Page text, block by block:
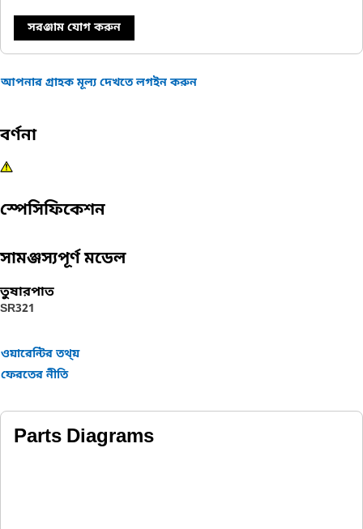
সরঞ্জাম যোগ করুন
আপনার গ্রাহক মূল্য দেখতে লগইন করুন
বর্ণনা
স্পেসিফিকেশন
সামঞ্জস্যপূর্ণ মডেল
তুষারপাত
SR321
ওয়ারেন্টির তথ্য়
ফেরতের নীতি
Parts Diagrams